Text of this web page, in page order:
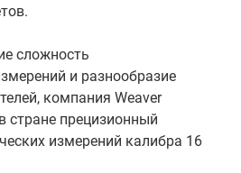
сложность
и разнообразие
компания Weaver
стране прецизионный
измерений калибра 16